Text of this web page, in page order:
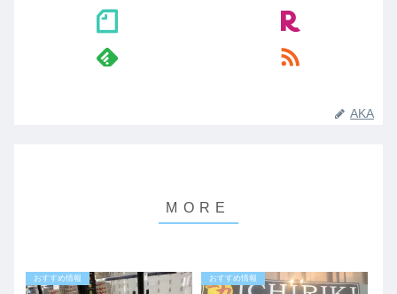
AKA
おすすめ情報 おすすめ情報